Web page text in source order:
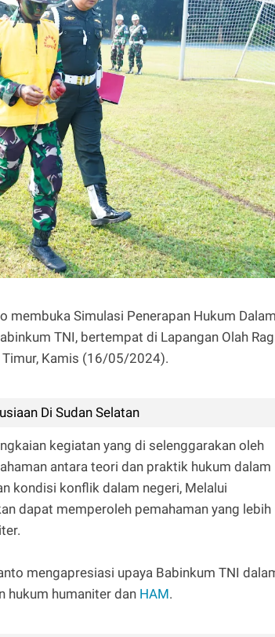
membuka Simulasi Penerapan Hukum
TNI, bertempat di Lapangan Olah
Timur, Kamis (16/05/2024).
Di Sudan Selatan
kegiatan yang di selenggarakan oleh
antara teori dan praktik hukum dalam
kondisi konflik dalam negeri, Melalui
dapat memperoleh pemahaman yang lebih
mengapresiasi upaya Babinkum TNI
hukum humaniter dan HAM.